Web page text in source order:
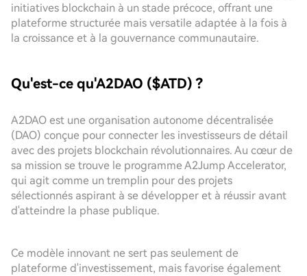
initiatives blockchain à un stade précoce, offrant une
plateforme structurée mais versatile adaptée à la fois à
la croissance et à la gouvernance communautaire.
Qu'est-ce qu'A2DAO ($ATD) ?
A2DAO est une organisation autonome décentralisée
(DAO) conçue pour connecter les investisseurs de détail
avec des projets blockchain révolutionnaires. Au cœur de
sa mission se trouve le programme A2Jump Accelerator,
qui agit comme un tremplin pour des projets
sélectionnés aspirant à se développer et à réussir avant
d'atteindre la phase publique.
Ce modèle innovant ne sert pas seulement de
plateforme d'investissement, mais favorise également